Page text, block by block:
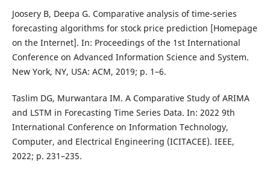
Joosery B, Deepa G. Comparative analysis of time-series
forecasting algorithms for stock price prediction [Homepage
on the Internet]. In: Proceedings of the 1st International
Conference on Advanced Information Science and System.
New York, NY, USA: ACM, 2019; p. 1–6.
Taslim DG, Murwantara IM. A Comparative Study of ARIMA
and LSTM in Forecasting Time Series Data. In: 2022 9th
International Conference on Information Technology,
Computer, and Electrical Engineering (ICITACEE). IEEE,
2022; p. 231–235.